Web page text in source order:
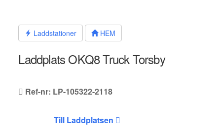
innehållet Laddstationer HEM
Laddplats OKQ8 Truck Torsby
Ref-nr: LP-105322-2118
Till Laddplatsen